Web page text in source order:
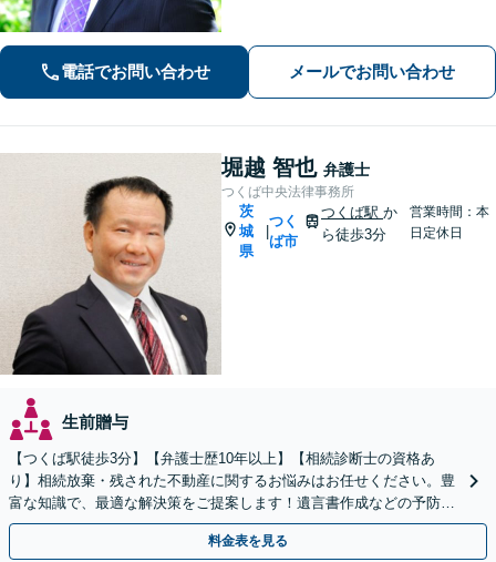
することを心がけています。まずはお
気軽にお問い合わせください。
電話でお問い合わせ メールでお問い合わせ
堀越 智也 弁護士
つくば中央法律事務所
茨
城
県
つく
ば市
つくば駅か
ら徒歩3分
営業時間：本
日定休日
生前贈与
【つくば駅徒歩3分】【弁護士歴10年以上】【相続診断士の資格あ
り】相続放棄・残された不動産に関するお悩みはお任せください。豊
富な知識で、最適な解決策をご提案します！遺言書作成などの予防策
にも対応可能です【夜間・休日の相談可能】
料金表を見る